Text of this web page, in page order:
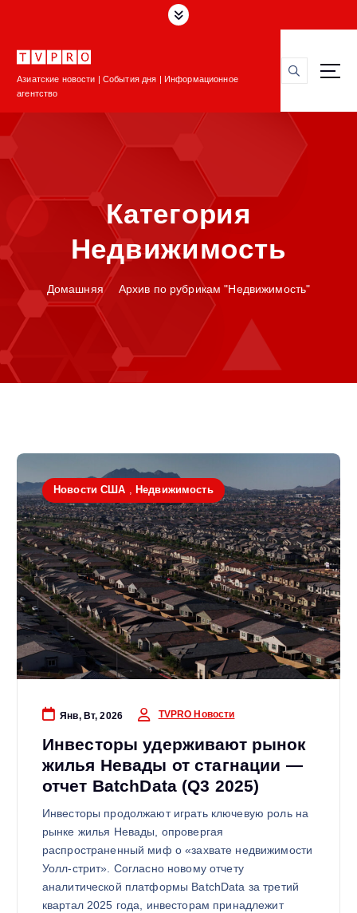
к
Азиатские новости | События дня | Информационное
агентство
Категория
Недвижимость
Домашняя Архив по рубрикам "Недвижимость"
Новости США , Недвижимость
Янв, Вт, 2026 TVPRO Новости
Инвесторы удерживают рынок
жилья Невады от стагнации —
отчет BatchData (Q3 2025)
Инвесторы продолжают играть ключевую роль на
рынке жилья Невады, опровергая
распространенный миф о «захвате недвижимости
Уолл-стрит». Согласно новому отчету
аналитической платформы BatchData за третий
квартал 2025 года, инвесторам принадлежит